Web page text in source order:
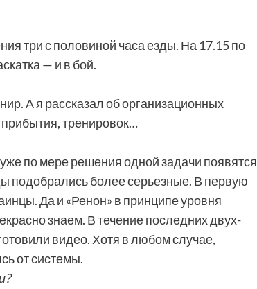
три с половиной часа езды. На 17.15 по
— и в бой.
А я рассказал об организационных
тренировок…
по мере решения одной задачи появятся
подобрались более серьезные. В первую
Да и «Ренон» в принципе уровня
знаем. В течение последних двух-
видео. Хотя в любом случае,
от системы.